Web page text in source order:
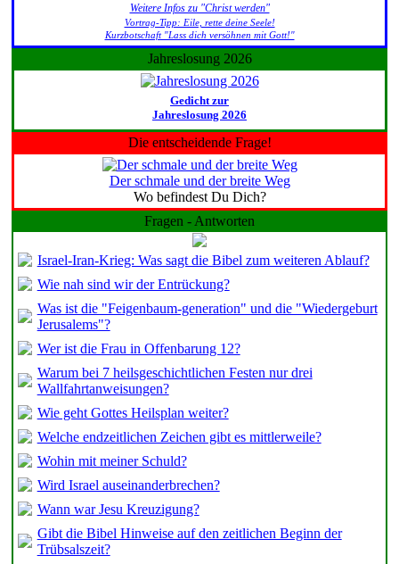
Weitere Infos zu "Christ werden"
Vortrag-Tipp: Eile, rette deine Seele!
Kurzbotschaft "Lass dich versöhnen mit Gott!"
Jahreslosung 2026
Gedicht zur
Jahreslosung 2026
Die entscheidende Frage!
Der schmale und der breite Weg
Wo befindest Du Dich?
Fragen - Antworten
Israel-Iran-Krieg: Was sagt die Bibel zum weiteren Ablauf?
Wie nah sind wir der Entrückung?
Was ist die "Feigenbaum-generation" und die "Wiedergeburt
Jerusalems"?
Wer ist die Frau in Offenbarung 12?
Warum bei 7 heilsgeschichtlichen Festen nur drei
Wallfahrtanweisungen?
Wie geht Gottes Heilsplan weiter?
Welche endzeitlichen Zeichen gibt es mittlerweile?
Wohin mit meiner Schuld?
Wird Israel auseinanderbrechen?
Wann war Jesu Kreuzigung?
Gibt die Bibel Hinweise auf den zeitlichen Beginn der
Trübsalszeit?